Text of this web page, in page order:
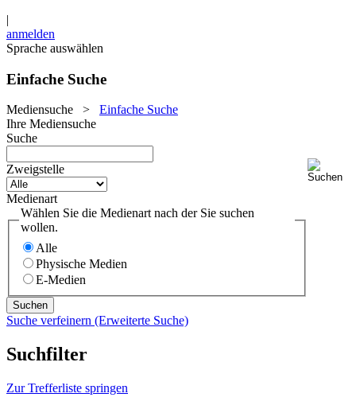
|
anmelden
Sprache auswählen
Einfache Suche
Mediensuche > Einfache Suche
Ihre Mediensuche
Suche
Zweigstelle
Medienart
Wählen Sie die Medienart nach der Sie suchen
wollen.
Alle
Physische Medien
E-Medien
Suche verfeinern (Erweiterte Suche)
Suchfilter
Zur Trefferliste springen